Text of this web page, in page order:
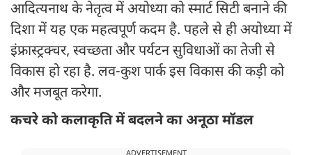
आदित्यनाथ के नेतृत्व में अयोध्या को स्मार्ट सिटी बनाने की
दिशा में यह एक महत्वपूर्ण कदम है. पहले से ही अयोध्या में
इंफ्रास्ट्रक्चर, स्वच्छता और पर्यटन सुविधाओं का तेजी से
विकास हो रहा है. लव-कुश पार्क इस विकास की कड़ी को
और मजबूत करेगा.
कचरे को कलाकृति में बदलने का अनूठा मॉडल